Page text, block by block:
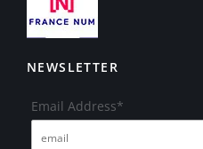
NEWSLETTER
Email Address*